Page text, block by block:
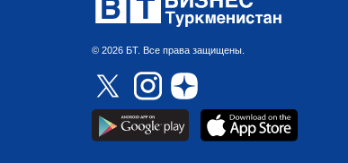
© 2026 БТ. Все права защищены.